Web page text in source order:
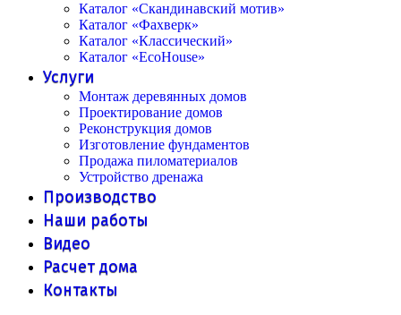
Каталог «Скандинавский мотив»
Каталог «Фахверк»
Каталог «Классический»
Каталог «EcoHouse»
Услуги
Монтаж деревянных домов
Проектирование домов
Реконструкция домов
Изготовление фундаментов
Продажа пиломатериалов
Устройство дренажа
Производство
Наши работы
Видео
Расчет дома
Контакты